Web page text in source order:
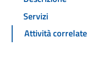
Servizi
Attività correlate